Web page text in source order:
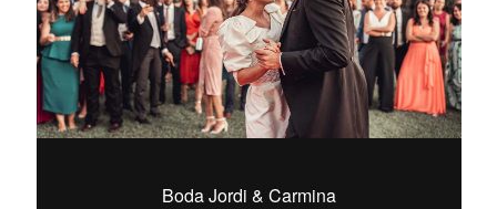
Boda Jordi & Carmina